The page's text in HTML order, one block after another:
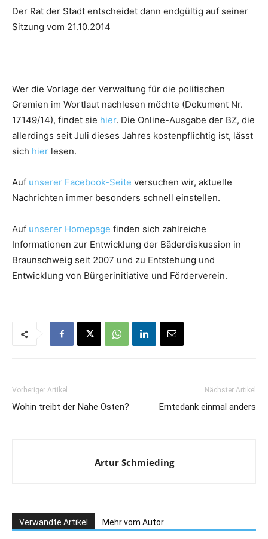
Der Rat der Stadt entscheidet dann endgültig auf seiner
Sitzung vom 21.10.2014
Wer die Vorlage der Verwaltung für die politischen
Gremien im Wortlaut nachlesen möchte (Dokument Nr.
17149/14), findet sie hier. Die Online-Ausgabe der BZ, die
allerdings seit Juli dieses Jahres kostenpflichtig ist, lässt
sich hier lesen.
Auf unserer Facebook-Seite versuchen wir, aktuelle
Nachrichten immer besonders schnell einstellen.
Auf unserer Homepage finden sich zahlreiche
Informationen zur Entwicklung der Bäderdiskussion in
Braunschweig seit 2007 und zu Entstehung und
Entwicklung von Bürgerinitiative und Förderverein.
Vorheriger Artikel
Wohin treibt der Nahe Osten?
Nächster Artikel
Erntedank einmal anders
Artur Schmieding
Verwandte Artikel Mehr vom Autor